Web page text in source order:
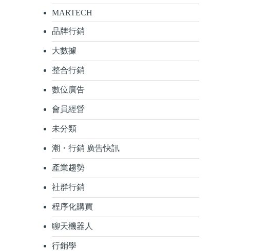
MARTECH
品牌行銷
大數據
整合行銷
數位廣告
會員經營
未分類
潮・行銷 廣告快訊
產業趨勢
社群行銷
程序化購買
聊天機器人
行銷學